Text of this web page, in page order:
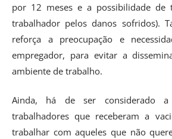
por 12 meses e a possibilidade de
trabalhador pelos danos sofridos).
reforça a preocupação e
empregador, para evitar a
ambiente de trabalho.
Ainda, há de ser considerado a
trabalhadores que receberam a
trabalhar com aqueles que não